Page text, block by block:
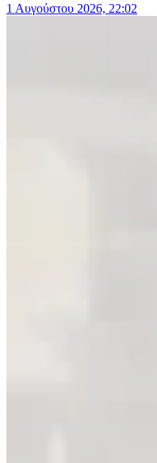
1 Αυγούστου 2026, 22:02